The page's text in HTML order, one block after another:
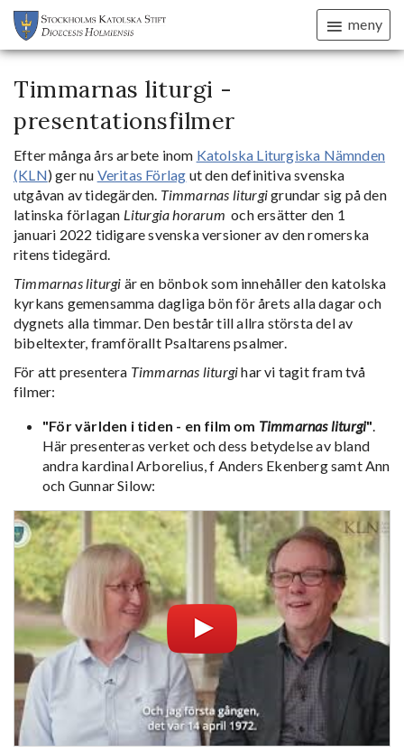
meny
Timmarnas liturgi -
presentationsfilmer
Efter många års arbete inom Katolska Liturgiska Nämnden
(KLN) ger nu Veritas Förlag ut den definitiva svenska
utgåvan av tidegärden. Timmarnas liturgigrundar sig på den
latinska förlagan Liturgia horarum och ersätter den 1
januari 2022 tidigare svenska versioner av den romerska
ritens tidegärd.
Timmarnas liturgi är en bönbok som innehåller den katolska
kyrkans gemensamma dagliga bön för årets alla dagar och
dygnets alla timmar. Den består till allra största del av
bibeltexter, framförallt Psaltarens psalmer.
För att presentera Timmarnas liturgihar vi tagit fram två
filmer:
"För världen i tiden - en film om Timmarnas liturgi".
Här presenteras verket och dess betydelse av bland
andra kardinal Arborelius, f Anders Ekenberg samt Ann
och Gunnar Silow: